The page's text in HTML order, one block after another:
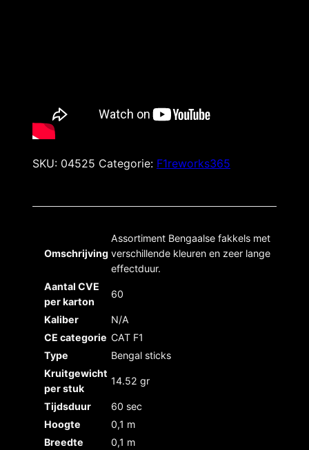
SKU: 04525 Categorie: F1reworks365
Omschrijving
Assortiment Bengaalse fakkels met
verschillende kleuren en zeer lange
effectduur.
Aantal CVE
per karton
60
Kaliber
N/A
CE categorie CAT F1
Type
Bengal sticks
Kruitgewicht
per stuk
14.52 gr
Tijdsduur
60 sec
Hoogte
0,1 m
Breedte
0,1 m